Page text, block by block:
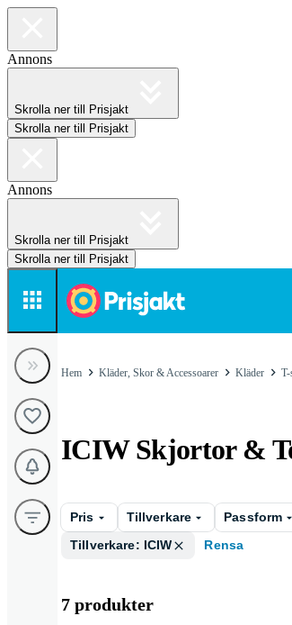
Annons
Skrolla ner till Prisjakt
Skrolla ner till Prisjakt
Annons
Skrolla ner till Prisjakt
Skrolla ner till Prisjakt
Hem Kläder, Skor & Accessoarer Kläder
ICIW Skjortor &
Pris Tillverkare Passform
Tillverkare: ICIW
Rensa
7 produkter